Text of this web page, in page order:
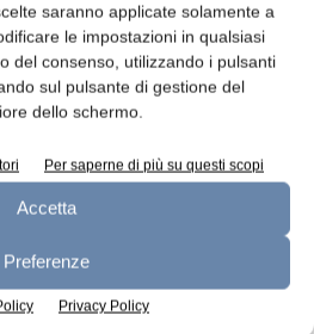
saranno applicate solamente a
le impostazioni in qualsiasi
del consenso, utilizzando i pulsanti
sul pulsante di gestione del
dello schermo.
Per saperne di più su questi scopi
Accetta
Preferenze
Privacy Policy